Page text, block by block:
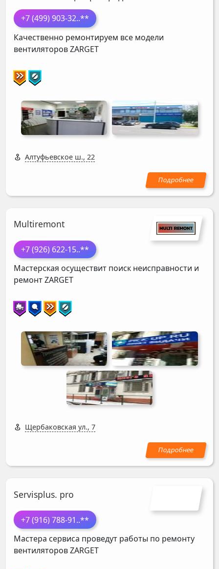
+7 (499) 903-32..**
Качественно ремонтируем все модели
вентиляторовZARGET
Алтуфьевское ш., 22
Multiremont
+7 (926) 622-15..**
Мастерская осуществит поиск неисправности и
ремонтZARGET
Щербаковская ул., 7
Servisplus. pro
+7 (916) 788-91..**
Мастера сервиса проведут работы по ремонту
вентиляторовZARGET